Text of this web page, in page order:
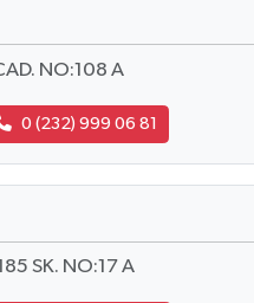
NO:108 A
0 (232) 999 06 81
SK. NO:17 A